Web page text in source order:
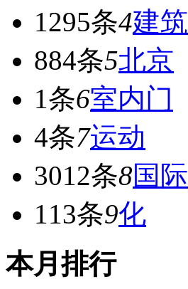
1295条4建筑
884条5北京
1条6室内门
4条7运动
3012条8国际
113条9化
本月排行